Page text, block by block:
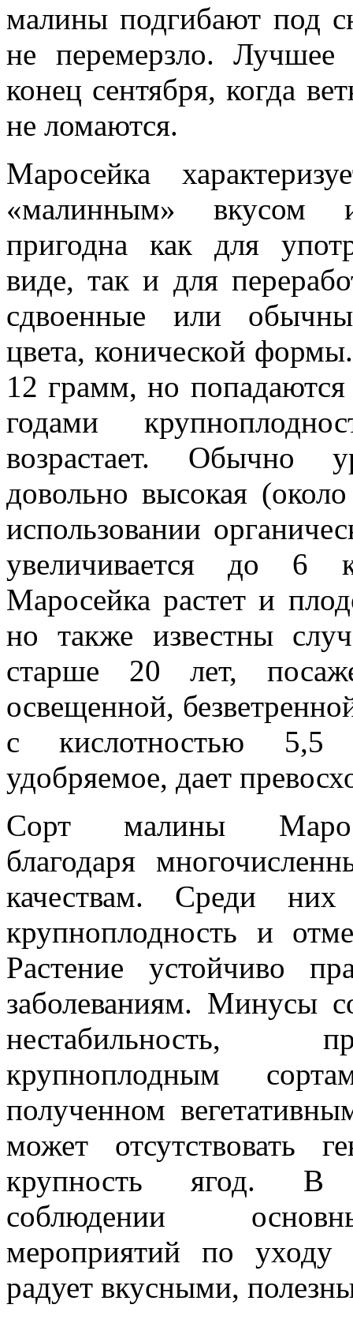
малины подгибают под
не перемерзло.
конец сентября, когда
не ломаются.
Маросейка
«малинным» вкусом
пригодна как для
виде, так и для
сдвоенные или
цвета, конической
12 грамм, но
годами
возрастает. Обычно
довольно высокая
использовании
увеличивается до 6
Маросейка растет и
но также известны
старше 20 лет,
освещенной,
с кислотностью
удобряемое, дает
Сорт малины
благодаря
качествам. Среди
крупноплодность и
Растение устойчиво
заболеваниям. Минусы
нестабильность,
крупноплодным
полученном
может отсутствовать
крупность ягод. В
соблюдении
мероприятий по уходу
радует вкусными,